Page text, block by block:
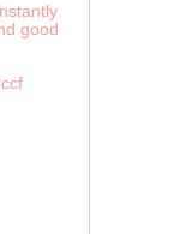
good